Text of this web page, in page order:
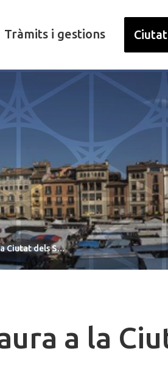
Tràmits i gestions Ciutat
Ciutat dels S…
a la